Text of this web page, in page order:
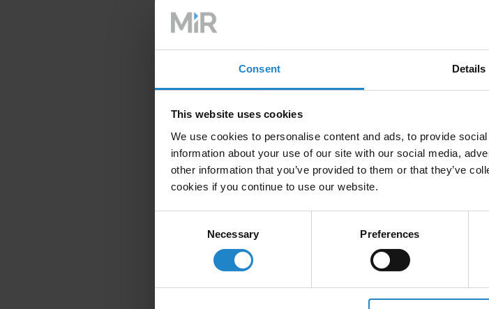
Consent Details
This website uses cookies
We use cookies to personalise content and ads, to provide
information about your use of our site with our social media,
other information that you’ve provided to them or that they’ve
cookies if you continue to use our website.
Necessary Preferences
Movimentazione dei materiali:Gli AMR
varie stazioni lungo la linea di assemblaggio,
riducendo i colli di bottiglia.
Supporto alla linea di assemblaggio
operazioni di assemblaggio continue ed efficienti.
Gestione dell'inventario:Gli AMR aiutano a
nelle aree di stoccaggio e recuperando i pezzi
Gestiscono in modo
di produzione pulita e sicura.